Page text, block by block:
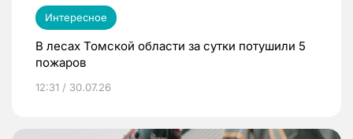
Интересное
В лесах Томской области за сутки потушили 5
пожаров
12:31 / 30.07.26